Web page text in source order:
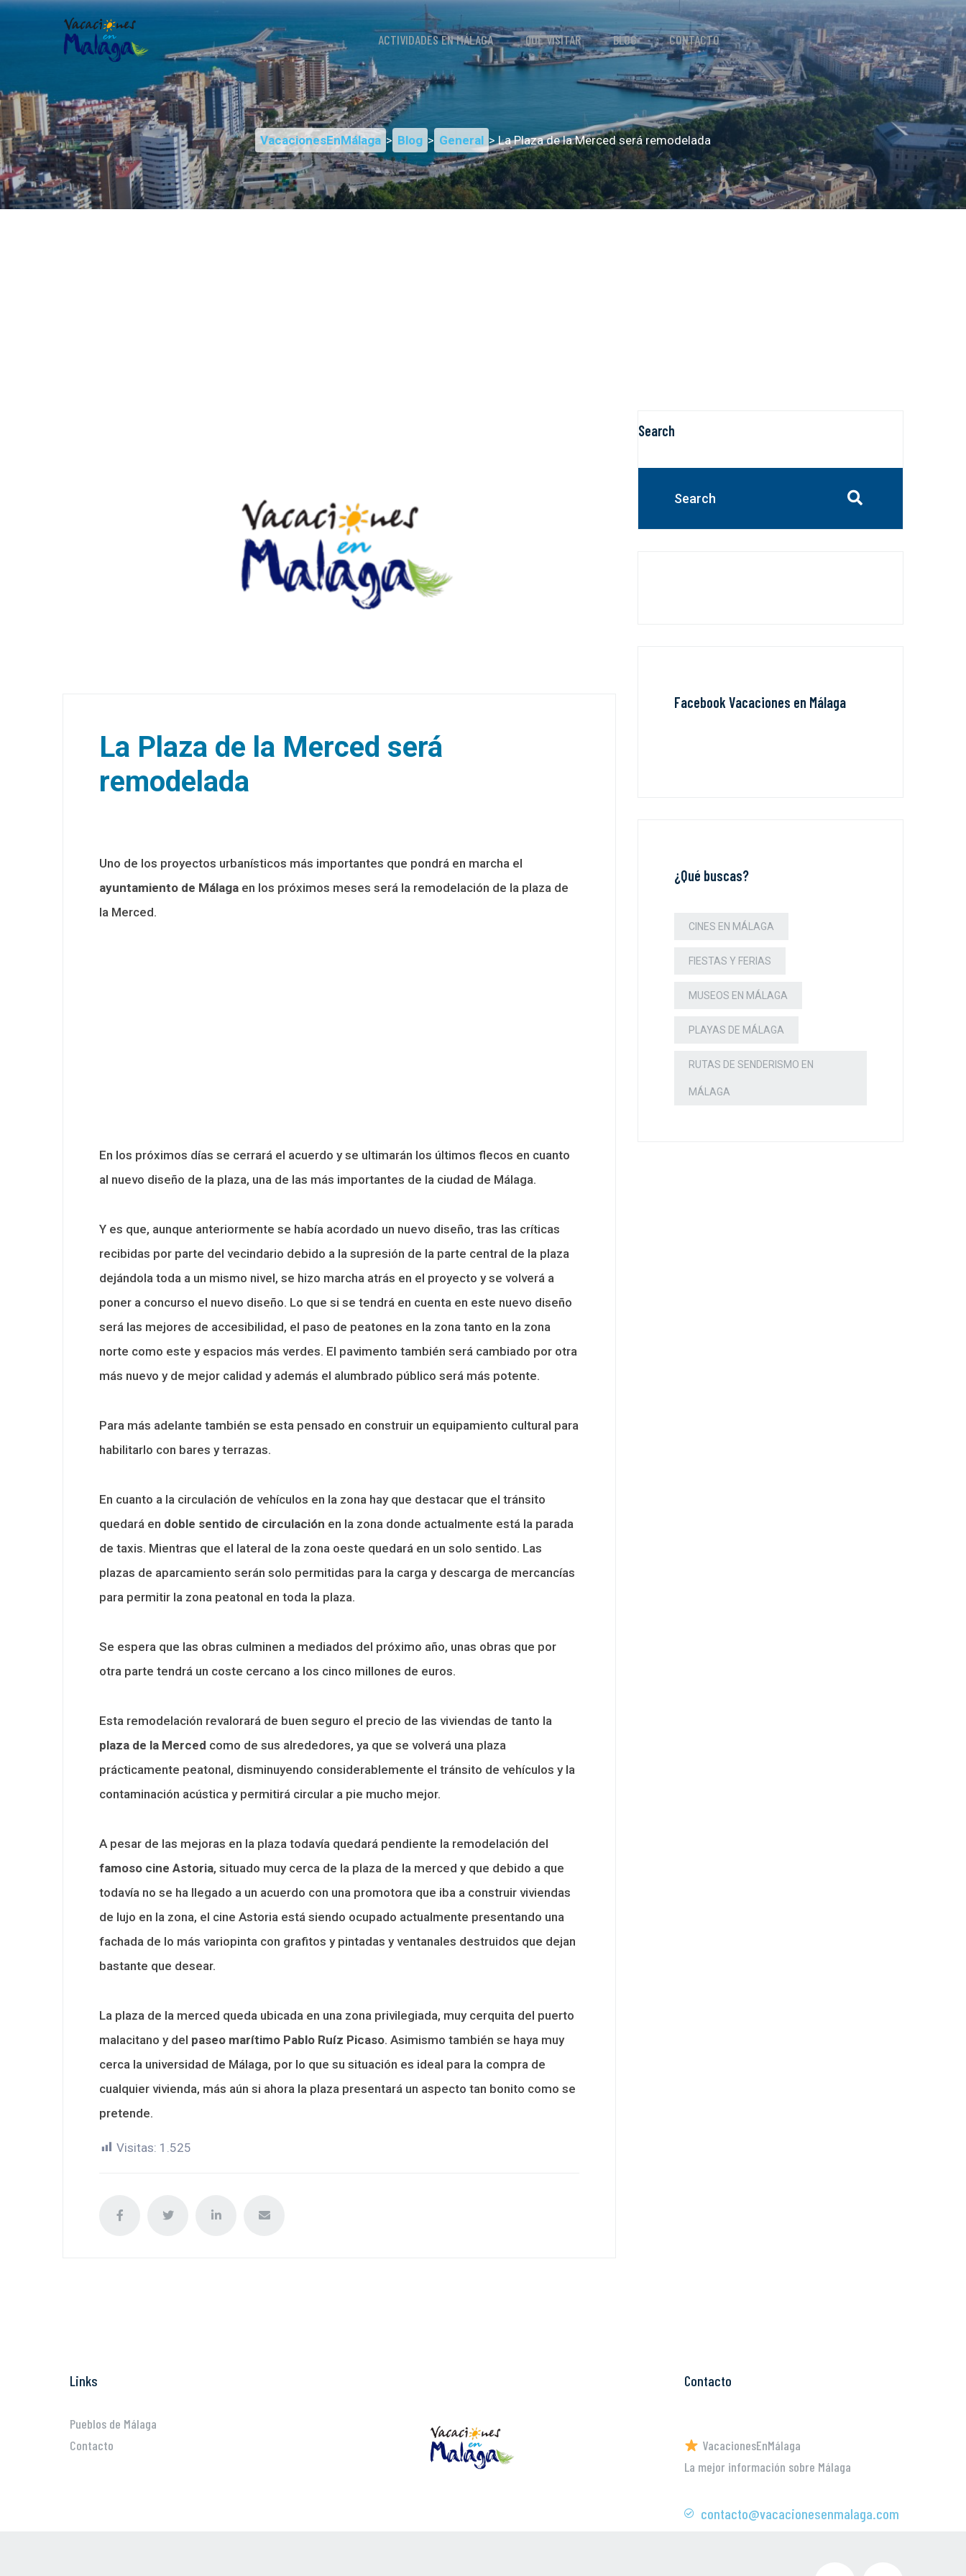
ACTIVIDADES EN MÁLAGA QUÉ VISITAR BLOG CONTACTO
VacacionesEnMálaga > Blog > General > La Plaza de la Merced será remodelada
La Plaza de la Merced será
remodelada
Uno de los proyectos urbanísticos más importantes que pondrá en marcha el
ayuntamiento de Málaga en los próximos meses será la remodelación de la plaza de
la Merced.
En los próximos días se cerrará el acuerdo y se ultimarán los últimos flecos en cuanto
al nuevo diseño de la plaza, una de las más importantes de la ciudad de Málaga.
Y es que, aunque anteriormente se había acordado un nuevo diseño, tras las críticas
recibidas por parte del vecindario debido a la supresión de la parte central de la plaza
dejándola toda a un mismo nivel, se hizo marcha atrás en el proyecto y se volverá a
poner a concurso el nuevo diseño. Lo que si se tendrá en cuenta en este nuevo diseño
será las mejores de accesibilidad, el paso de peatones en la zona tanto en la zona
norte como este y espacios más verdes. El pavimento también será cambiado por otra
más nuevo y de mejor calidad y además el alumbrado público será más potente.
Para más adelante también se esta pensado en construir un equipamiento cultural para
habilitarlo con bares y terrazas.
En cuanto a la circulación de vehículos en la zona hay que destacar que el tránsito
quedará en doble sentido de circulación en la zona donde actualmente está la parada
de taxis. Mientras que el lateral de la zona oeste quedará en un solo sentido. Las
plazas de aparcamiento serán solo permitidas para la carga y descarga de mercancías
para permitir la zona peatonal en toda la plaza.
Se espera que las obras culminen a mediados del próximo año, unas obras que por
otra parte tendrá un coste cercano a los cinco millones de euros.
Esta remodelación revalorará de buen seguro el precio de las viviendas de tanto la
plaza de la Merced como de sus alrededores, ya que se volverá una plaza
prácticamente peatonal, disminuyendo considerablemente el tránsito de vehículos y la
contaminación acústica y permitirá circular a pie mucho mejor.
A pesar de las mejoras en la plaza todavía quedará pendiente la remodelación del
famoso cine Astoria, situado muy cerca de la plaza de la merced y que debido a que
todavía no se ha llegado a un acuerdo con una promotora que iba a construir viviendas
de lujo en la zona, el cine Astoria está siendo ocupado actualmente presentando una
fachada de lo más variopinta con grafitos y pintadas y ventanales destruidos que dejan
bastante que desear.
La plaza de la merced queda ubicada en una zona privilegiada, muy cerquita del puerto
malacitano y del paseo marítimo Pablo Ruíz Picaso. Asimismo también se haya muy
cerca la universidad de Málaga, por lo que su situación es ideal para la compra de
cualquier vivienda, más aún si ahora la plaza presentará un aspecto tan bonito como se
pretende.
Visitas: 1.525
Search
Facebook Vacaciones en Málaga
¿Qué buscas?
CINES EN MÁLAGA
FIESTAS Y FERIAS
MUSEOS EN MÁLAGA
PLAYAS DE MÁLAGA
RUTAS DE SENDERISMO EN
MÁLAGA
Links
Pueblos de Málaga
Contacto
Contacto
VacacionesEnMálaga
La mejor información sobre Málaga
contacto@vacacionesenmalaga.com